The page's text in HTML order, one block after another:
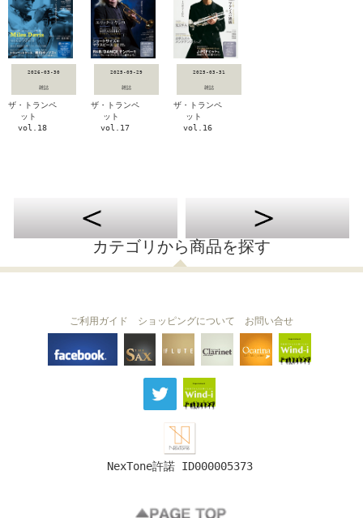
2026-03-30
雑誌
ザ・トランペ
ット
vol.18
2025-09-29
雑誌
ザ・トランペ
ット
vol.17
2025-03-31
雑誌
ザ・トランペ
ット
vol.16
カテゴリから商品を探す
THE SAX The Clarinet
Ocarina
ご利用ガイド ショッピングについて お問い合せ
NexTone許諾 ID000005373